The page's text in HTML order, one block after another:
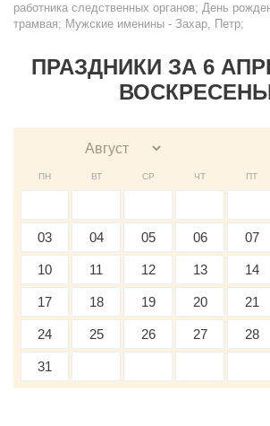
работника следственных органов; День
трамвая; Мужские именины - Захар, Петр;
ПРАЗДНИКИ ЗА 6
ПН ВТ СР ЧТ ПТ
03 04 05 06 07
10 11 12 13 14
17 18 19 20 21
24 25 26 27 28
31